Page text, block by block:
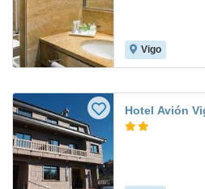
Vigo
Hotel Avión